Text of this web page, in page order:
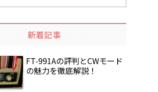
新着記事
FT-991Aの評判とCWモード
の魅力を徹底解説！